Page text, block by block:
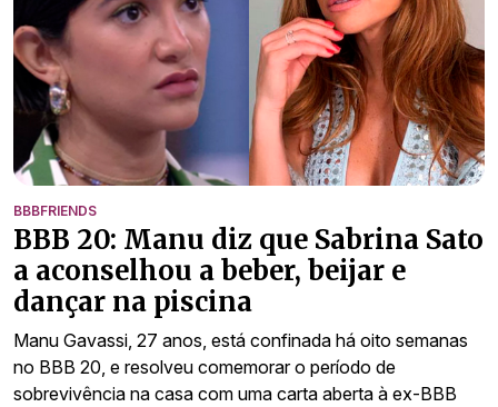
BBBFRIENDS
BBB 20: Manu diz que Sabrina Sato
a aconselhou a beber, beijar e
dançar na piscina
Manu Gavassi, 27 anos, está confinada há oito semanas
no BBB 20, e resolveu comemorar o período de
sobrevivência na casa com uma carta aberta à ex-BBB